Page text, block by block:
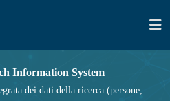
Information System
dei dati della ricerca (persone,